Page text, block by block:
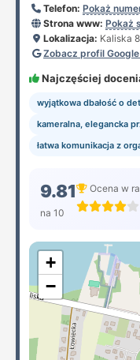
Telefon: Pokaż
Strona www: Pokaż
Lokalizacja: Kaliska
Zobacz profil
Najczęściej
wyjątkowa dbałość o
kameralna, elegancka
łatwa komunikacja z
9.81
na 10
Ocena w
+
−